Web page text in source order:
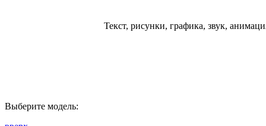
Текст, рисунки, графика, звук,
Выберите модель: